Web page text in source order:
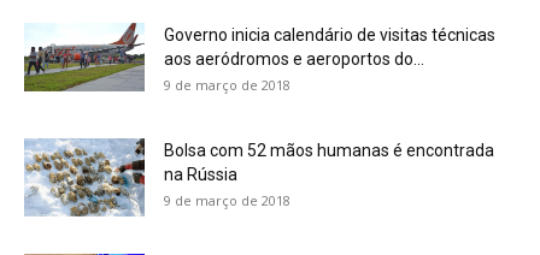
Governo inicia calendário de visitas técnicas
aos aeródromos e aeroportos do...
9 de março de 2018
Bolsa com 52 mãos humanas é encontrada
na Rússia
9 de março de 2018